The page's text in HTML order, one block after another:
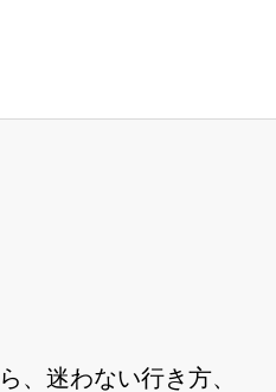
、迷わない行き方、